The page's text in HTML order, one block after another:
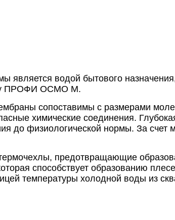
является водой бытового
ПРОФИ ОСМО М.
сопоставимы с размерами
химические соединения.
до физиологической нормы. За счет
предотвращающие
способствует образованию
температуры холодной воды из